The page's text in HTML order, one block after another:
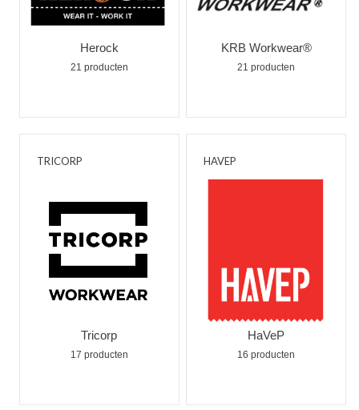
Herock
21 producten
KRB Workwear®
21 producten
TRICORP
Tricorp
17 producten
HAVEP
HaVeP
16 producten